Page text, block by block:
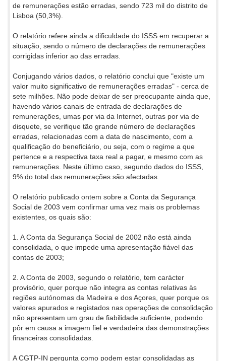
de remunerações estão erradas, sendo 723 mil do distrito de
Lisboa (50,3%).
O relatório refere ainda a dificuldade do ISSS em recuperar a
situação, sendo o número de declarações de remunerações
corrigidas inferior ao das erradas.
Conjugando vários dados, o relatório conclui que "existe um
valor muito significativo de remunerações erradas" - cerca de
sete milhões. Não pode deixar de ser preocupante ainda que,
havendo vários canais de entrada de declarações de
remunerações, umas por via da Internet, outras por via de
disquete, se verifique tão grande número de declarações
erradas, relacionadas com a data de nascimento, com a
qualificação do beneficiário, ou seja, com o regime a que
pertence e a respectiva taxa real a pagar, e mesmo com as
remunerações. Neste último caso, segundo dados do ISSS,
9% do total das remunerações são afectadas.
O relatório publicado ontem sobre a Conta da Segurança
Social de 2003 vem confirmar uma vez mais os problemas
existentes, os quais são:
1. A Conta da Segurança Social de 2002 não está ainda
consolidada, o que impede uma apresentação fiável das
contas de 2003;
2. A Conta de 2003, segundo o relatório, tem carácter
provisório, quer porque não integra as contas relativas às
regiões autónomas da Madeira e dos Açores, quer porque os
valores apurados e registados nas operações de consolidação
não apresentam um grau de fiabilidade suficiente, podendo
pôr em causa a imagem fiel e verdadeira das demonstrações
financeiras consolidadas.
A CGTP-IN pergunta como podem estar consolidadas as